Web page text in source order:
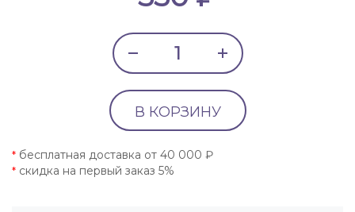
В КОРЗИНУ
* бесплатная доставка от 40 000 ₽
* скидка на первый заказ 5%